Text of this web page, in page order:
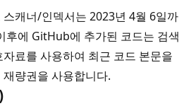
캐너/인덱서는 2023년 4월 6일까
후에 GitHub에 추가된 코드는 검색
료를 사용하여 최근 코드 본문을
량권을 사용합니다.